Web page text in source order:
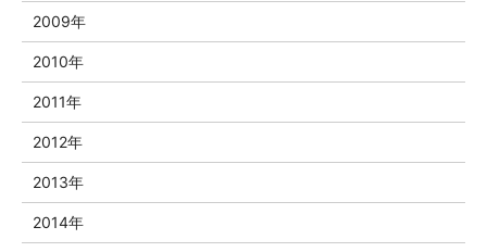
2009年
2010年
2011年
2012年
2013年
2014年